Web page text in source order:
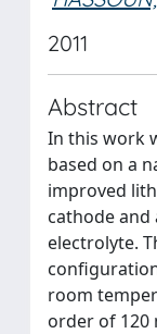
2011
Abstract
In this work
based on a
improved
cathode and
electrolyte.
room
order of 120